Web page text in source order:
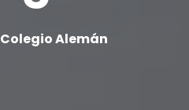
Colegio Alemán